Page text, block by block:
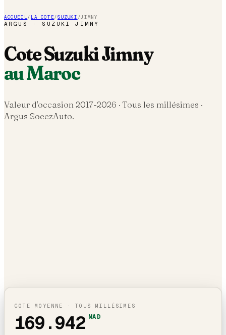
ACCUEIL/ LA COTE/SUZUKI /JIMNY
ARGUS · SUZUKI JIMNY
CoteSuzukiJimny
au Maroc
Valeur d'occasion 2017-2026 · Tous les millésimes ·
Argus SoeezAuto.
COTE MOYENNE · TOUS MILLÉSIMES
169.942 MAD